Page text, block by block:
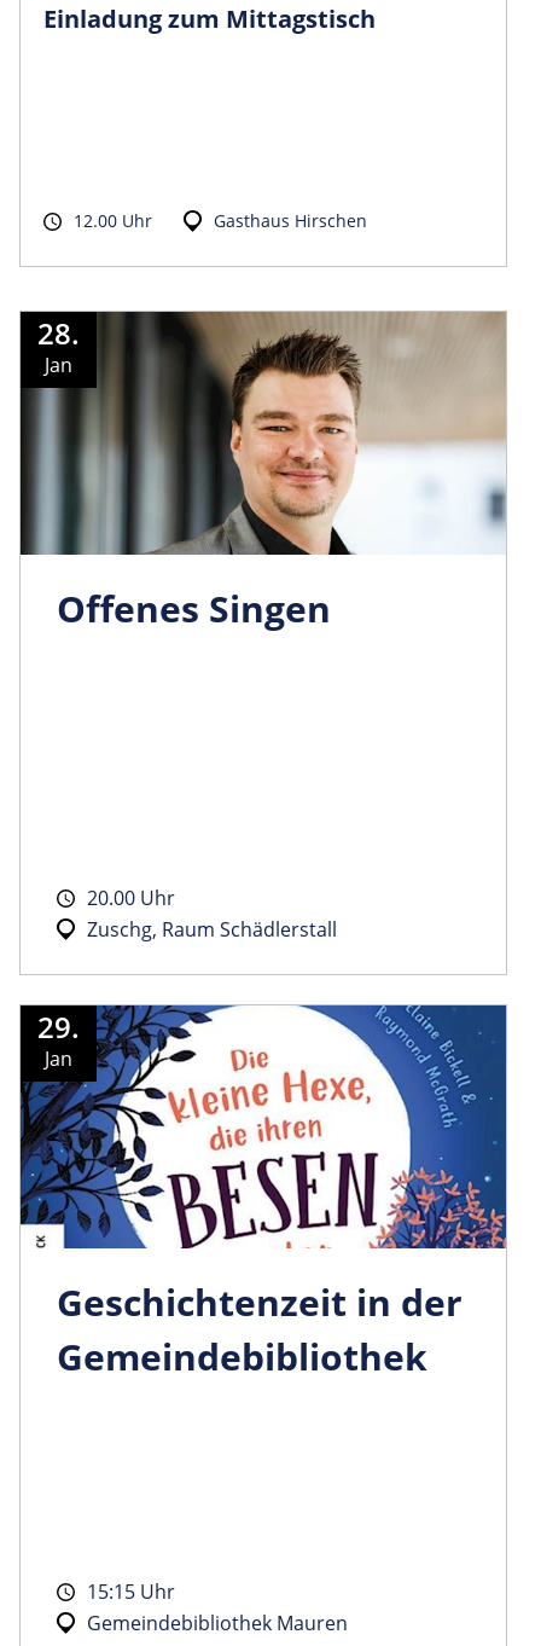
Einladung zum Mittagstisch
12.00 Uhr Gasthaus Hirschen
28.
Jan
Offenes Singen
20.00 Uhr
Zuschg, Raum Schädlerstall
29.
Jan
Geschichtenzeit in der
Gemeindebibliothek
15:15 Uhr
Gemeindebibliothek Mauren